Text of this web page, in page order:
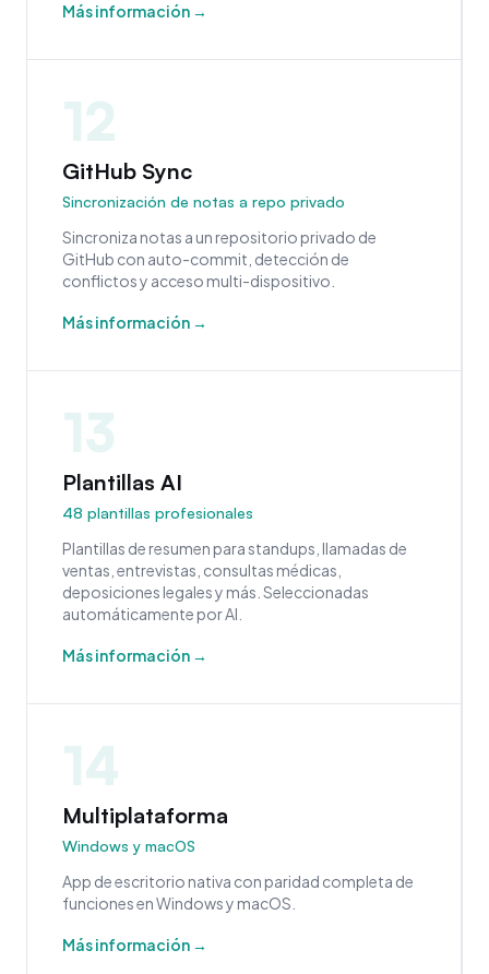
Más información →
12
GitHub Sync
Sincronización de notas a repo privado
Sincroniza notas a un repositorio privado de
GitHub con auto-commit, detección de
conflictos y acceso multi-dispositivo.
Más información →
13
Plantillas AI
48 plantillas profesionales
Plantillas de resumen para standups, llamadas de
ventas, entrevistas, consultas médicas,
deposiciones legales y más. Seleccionadas
automáticamente por AI.
Más información →
14
Multiplataforma
Windows y macOS
App de escritorio nativa con paridad completa de
funciones en Windows y macOS.
Más información →